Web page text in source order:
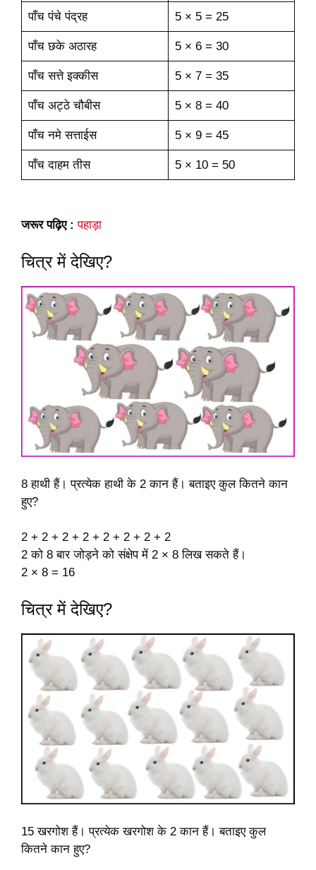
पाँच पंचे पंद्रह 5 × 5 = 25
पाँच छके अठारह 5 × 6 = 30
पाँच सत्ते इक्कीस 5 × 7 = 35
पाँच अट्ठे चौबीस 5 × 8 = 40
पाँच नमे सत्ताईस 5 × 9 = 45
पाँच दाहम तीस 5 × 10 = 50
जरूर पढ़िए :पहाड़ा
चित्र में देखिए?
8 हाथी हैं। प्रत्येक हाथी के 2 कान हैं। बताइए कुल कितने कान
हुए?
2 + 2 + 2 + 2 + 2 + 2 + 2 + 2
2 को 8 बार जोड़ने को संक्षेप में 2 × 8 लिख सकते हैं।
2 × 8 = 16
चित्र में देखिए?
15 खरगोश हैं। प्रत्येक खरगोश के 2 कान हैं। बताइए कुल
कितने कान हुए?